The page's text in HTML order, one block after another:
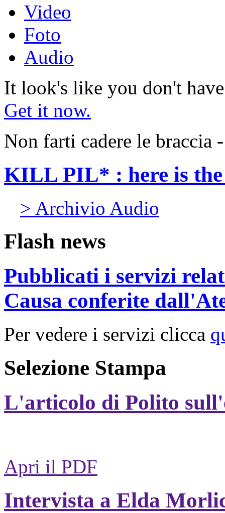
Video
Foto
Audio
It look's like you don't
Get it now.
Non farti cadere le braccia
KILL PIL* : here is
> Archivio Audio
Flash news
Pubblicati i servizi
Causa conferite
Per vedere i servizi clicca
Selezione Stampa
L'articolo di Polito
Apri il PDF
Intervista a Elda